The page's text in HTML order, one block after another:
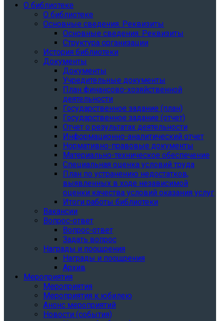
О библиотеке
О библиотеке
Основные сведения. Реквизиты
Основные сведения. Реквизиты
Структура организации
История библиотеки
Документы
Документы
Учредительные документы
План финансово-хозяйственной
деятельности
Государственное задание (план)
Государственное задание (отчет)
Отчет о результатах деятельности
Информационно-аналитический отчет
Нормативно-правовые документы
Материально-техническое обеспечение
Специальная оценка условий труда
План по устранению недостатков,
выявленных в ходе независимой
оценки качества условий оказания услуг
Итоги работы библиотеки
Вакансии
Вопрос-ответ
Вопрос-ответ
Задать вопрос
Награды и поощрения
Награды и поощрения
Архив
Мероприятия
Мероприятия
Мероприятия к юбилею
Анонс мероприятий
Новости (события)